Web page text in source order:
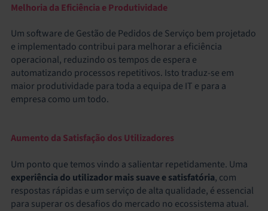
Melhoria da Eficiência e Produtividade
Um software de Gestão de Pedidos de Serviço bem projetado
e implementado contribui para melhorar a eficiência
operacional, reduzindo os tempos de espera e
automatizando processos repetitivos. Isto traduz-se em
maior produtividade para toda a equipa de IT e para a
empresa como um todo.
Aumento da Satisfação dos Utilizadores
Um ponto que temos vindo a salientar repetidamente. Uma
experiência do utilizador mais suave e satisfatória, com
respostas rápidas e um serviço de alta qualidade, é essencial
para superar os desafios do mercado no ecossistema atual.